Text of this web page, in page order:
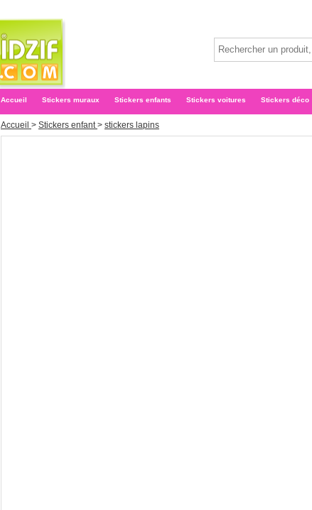
Accueil Stickers muraux Stickers enfants Stickers voitures Stickers déco
Accueil > Stickers enfant > stickers lapins